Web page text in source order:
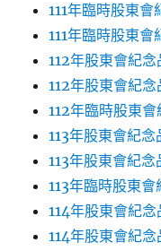
111年臨時股東會
111年臨時股東會
112年股東會紀念
112年股東會紀念
112年臨時股東會
113年股東會紀念
113年股東會紀念
113年臨時股東會
114年股東會紀念
114年股東會紀念